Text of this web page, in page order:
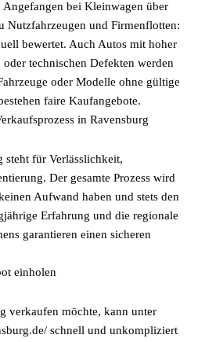
Angefangen bei Kleinwagen über
Nutzfahrzeugen und Firmenflotten:
bewertet. Auch Autos mit hoher
technischen Defekten werden
oder Modelle ohne gültige
faire Kaufangebote.
in Ravensburg
steht für Verlässlichkeit,
Der gesamte Prozess wird
Aufwand haben und stets den
Erfahrung und die regionale
garantieren einen sicheren
einholen
verkaufen möchte, kann unter
schnell und unkompliziert